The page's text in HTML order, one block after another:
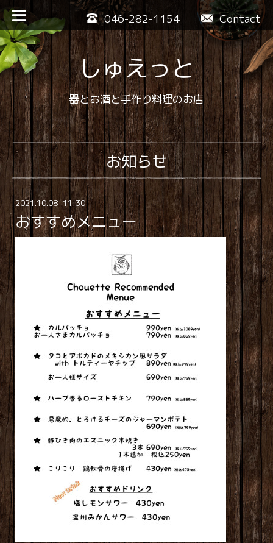
Contact
046-282-1154
しゅえっと
器とお酒と手作り料理のお店
お知らせ
2021.10.08 11:30
おすすめメニュー